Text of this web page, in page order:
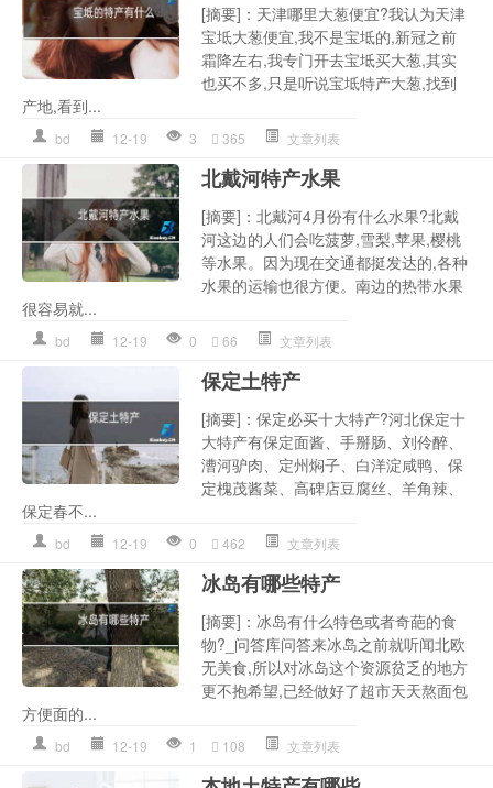
[摘要]：天津哪里大葱便宜?我认为天津
宝坻大葱便宜,我不是宝坻的,新冠之前
霜降左右,我专门开去宝坻买大葱,其实
也买不多,只是听说宝坻特产大葱,找到
产地,看到...
bd 12-19 3 365 文章列表
北戴河特产水果
[摘要]：北戴河4月份有什么水果?北戴
河这边的人们会吃菠萝,雪梨,苹果,樱桃
等水果。因为现在交通都挺发达的,各种
水果的运输也很方便。南边的热带水果
很容易就...
bd 12-19 0 66 文章列表
保定土特产
[摘要]：保定必买十大特产?河北保定十
大特产有保定面酱、手掰肠、刘伶醉、
漕河驴肉、定州焖子、白洋淀咸鸭、保
定槐茂酱菜、高碑店豆腐丝、羊角辣、
保定春不...
bd 12-19 0 462 文章列表
冰岛有哪些特产
[摘要]：冰岛有什么特色或者奇葩的食
物?_问答库问答来冰岛之前就听闻北欧
无美食,所以对冰岛这个资源贫乏的地方
更不抱希望,已经做好了超市天天熬面包
方便面的...
bd 12-19 1 108 文章列表